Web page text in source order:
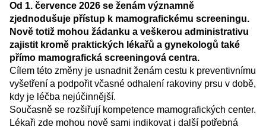
Od 1. července 2026 se ženám významně
zjednodušuje přístup k mamografickému screeningu.
Nově totiž mohou žádanku a veškerou administrativu
zajistit kromě praktických lékařů a gynekologů také
přímo mamografická screeningová centra.
Cílem této změny je usnadnit ženám cestu k preventivnímu
vyšetření a podpořit včasné odhalení rakoviny prsu v době,
kdy je léčba nejúčinnější.
Současně se rozšiřují kompetence mamografických center.
Lékaři zde mohou nově sami indikovat i další potřebná